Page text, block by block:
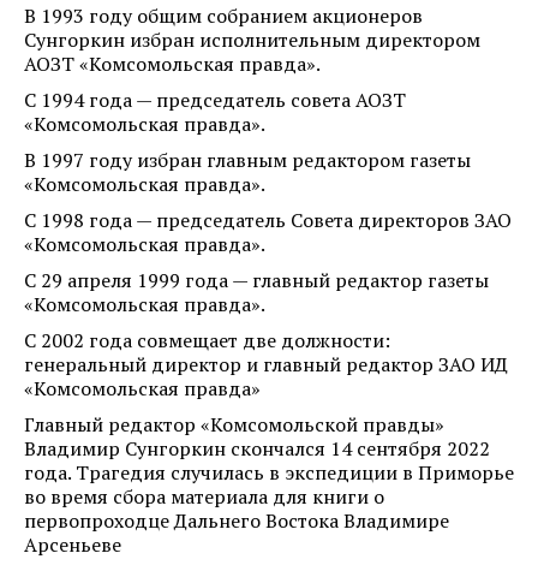
В 1993 году общим собранием акционеров
Сунгоркин избран исполнительным директором
АОЗТ «Комсомольская правда».
С 1994 года — председатель совета АОЗТ
«Комсомольская правда».
В 1997 году избран главным редактором газеты
«Комсомольская правда».
С 1998 года — председатель Совета директоров ЗАО
«Комсомольская правда».
С 29 апреля 1999 года — главный редактор газеты
«Комсомольская правда».
С 2002 года совмещает две должности:
генеральный директор и главный редактор ЗАО ИД
«Комсомольская правда»
Главный редактор «Комсомольской правды»
Владимир Сунгоркин скончался 14 сентября 2022
года. Трагедия случилась в экспедиции в Приморье
во время сбора материала для книги о
первопроходце Дальнего Востока Владимире
Арсеньеве